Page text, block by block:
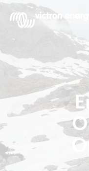
example
SmartSolar
Multiplus-
Orion